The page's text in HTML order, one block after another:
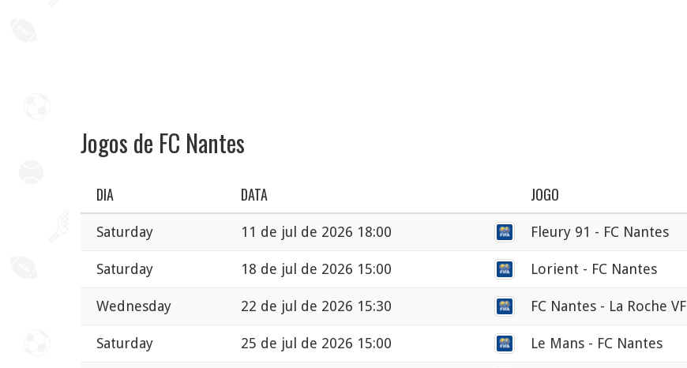
Jogos de FC Nantes
DIA DATA JOGO
Saturday 11 de jul de 2026 18:00 Fleury 91 - FC Nantes
Saturday 18 de jul de 2026 15:00 Lorient - FC Nantes
Wednesday 22 de jul de 2026 15:30 FC Nantes - La Roche VF
Saturday 25 de jul de 2026 15:00 Le Mans - FC Nantes